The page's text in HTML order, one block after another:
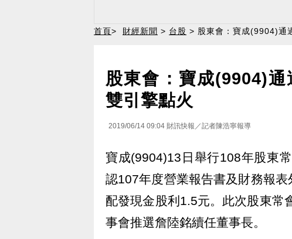
首頁> 財經新聞 > 台股 > 股東會：寶成(9904)通
股東會：寶成(9904)
雙引擎點火
2019/06/14 09:04 財訊快報／記者陳浩寧報導
寶成(9904)13日舉行108年股東
認107年度營業報告書及財務報
配發現金股利1.5元。此次股東常
事會推選詹陸銘續任董事長。